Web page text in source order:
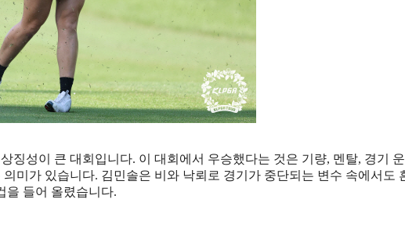
징성이 큰 대회입니다. 이 대회에서 우승했다는 것은 기량, 멘탈, 경기
미가 있습니다. 김민솔은 비와 낙뢰로 경기가 중단되는 변수 속에서도
을 들어 올렸습니다.